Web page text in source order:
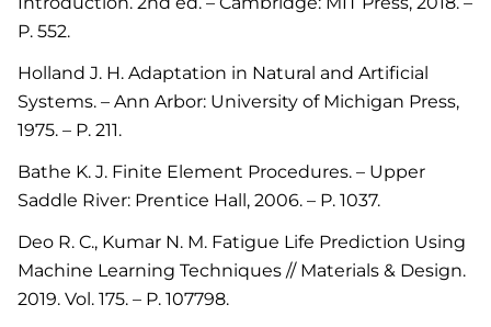
P. 552.
Holland J. H. Adaptation in Natural and Artificial
Systems. – Ann Arbor: University of Michigan Press,
1975. – P. 211.
Bathe K. J. Finite Element Procedures. – Upper
Saddle River: Prentice Hall, 2006. – P. 1037.
Deo R. C., Kumar N. M. Fatigue Life Prediction Using
Machine Learning Techniques // Materials & Design.
2019. Vol. 175. – P. 107798.